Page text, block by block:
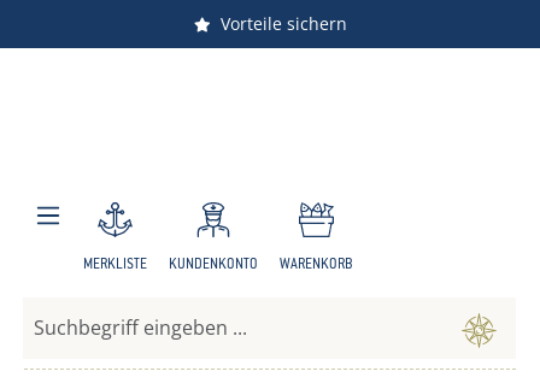
Zum Hauptinhalt springen
Vorteile sichern
MERKLISTE KUNDENKONTO WARENKORB